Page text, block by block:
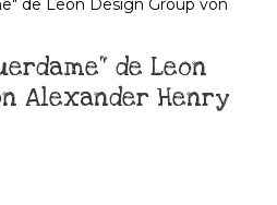
de Leon
Alexander Henry